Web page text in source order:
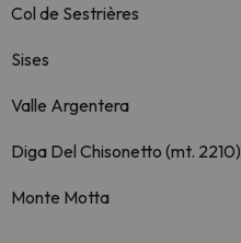
Col de Sestrières
Sises
Valle Argentera
Diga Del Chisonetto (mt. 2210)
Monte Motta